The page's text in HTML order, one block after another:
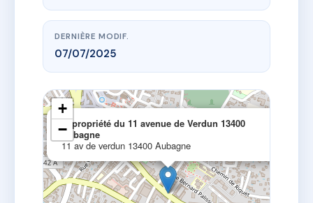
DERNIÈRE MODIF.
07/07/2025
copropriété du 11 avenue de Verdun 13400
Aubagne
11 av de verdun 13400 Aubagne
+
−